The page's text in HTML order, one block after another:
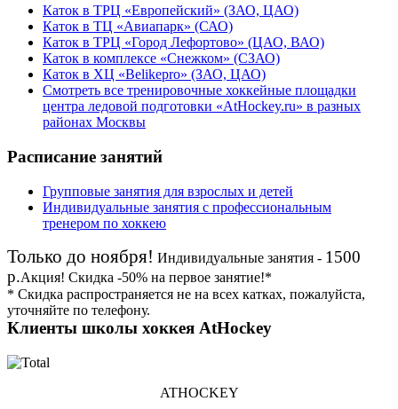
Каток в ТРЦ «Европейский» (ЗАО, ЦАО)
Каток в ТЦ «Авиапарк» (САО)
Каток в ТРЦ «Город Лефортово» (ЦАО, ВАО)
Каток в комплексе «Снежком» (СЗАО)
Каток в ХЦ «Belikepro» (ЗАО, ЦАО)
Смотреть все тренировочные хоккейные площадки
центра ледовой подготовки «AtHockey.ru» в разных
районах Москвы
Расписание занятий
Групповые занятия для взрослых и детей
Индивидуальные занятия с профессиональным
тренером по хоккею
Только до ноября! Индивидуальные занятия - 1500
р.Акция! Скидка -50% на первое занятие!*
* Скидка распространяется не на всех катках, пожалуйста,
уточняйте по телефону.
Клиенты школы хоккея AtHockey
ATHOCKEY